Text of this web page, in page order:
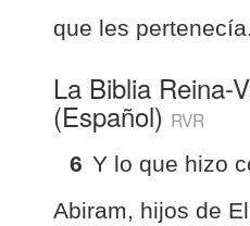
que les pertenecía.
La Biblia Reina-
(Español) RVR
6 Y lo que hizo
Abiram, hijos de